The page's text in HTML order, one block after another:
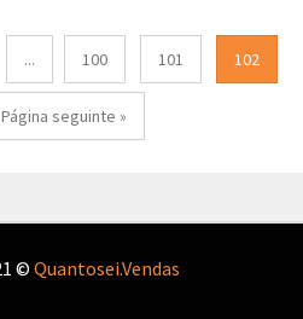
... 100 101 102
Página seguinte »
©Quantosei.Vendas